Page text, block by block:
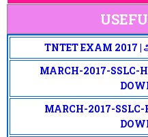
TNTET EXAM 2017 |
MARCH-2017-SSLC-
MARCH-2017-